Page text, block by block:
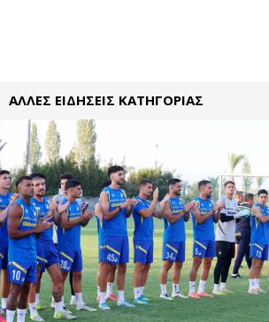
ΑΛΛΕΣ ΕΙΔΗΣΕΙΣ ΚΑΤΗΓΟΡΙΑΣ